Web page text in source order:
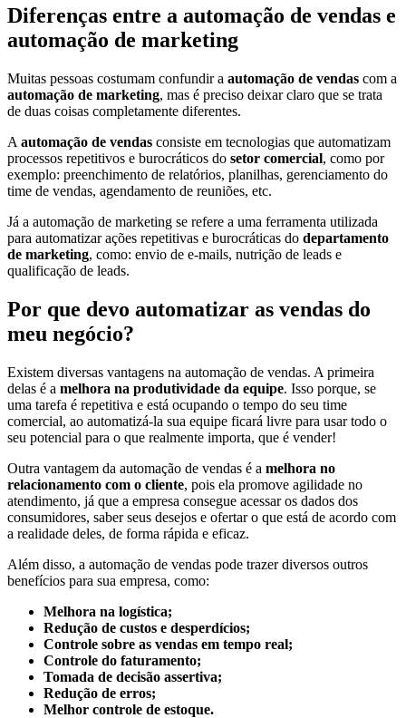
Diferenças entre a automação de vendas e
automação de marketing
Muitas pessoas costumam confundir a automação de vendas com a
automação de marketing, mas é preciso deixar claro que se trata
de duas coisas completamente diferentes.
A automação de vendas consiste em tecnologias que automatizam
processos repetitivos e burocráticos do setor comercial, como por
exemplo: preenchimento de relatórios, planilhas, gerenciamento do
time de vendas, agendamento de reuniões, etc.
Já a automação de marketing se refere a uma ferramenta utilizada
para automatizar ações repetitivas e burocráticas do departamento
de marketing, como: envio de e-mails, nutrição de leads e
qualificação de leads.
Por que devo automatizar as vendas do
meu negócio?
Existem diversas vantagens na automação de vendas. A primeira
delas é a melhora na produtividade da equipe. Isso porque, se
uma tarefa é repetitiva e está ocupando o tempo do seu time
comercial, ao automatizá-la sua equipe ficará livre para usar todo o
seu potencial para o que realmente importa, que é vender!
Outra vantagem da automação de vendas é a melhora no
relacionamento com o cliente, pois ela promove agilidade no
atendimento, já que a empresa consegue acessar os dados dos
consumidores, saber seus desejos e ofertar o que está de acordo com
a realidade deles, de forma rápida e eficaz.
Além disso, a automação de vendas pode trazer diversos outros
benefícios para sua empresa, como:
Melhora na logística;
Redução de custos e desperdícios;
Controle sobre as vendas em tempo real;
Controle do faturamento;
Tomada de decisão assertiva;
Redução de erros;
Melhor controle de estoque.